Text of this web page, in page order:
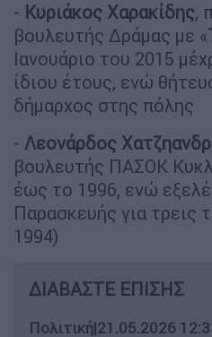
- Κυριάκος Χαρακίδης,
βουλευτής Δράμας με «
Ιανουάριο του 2015
ίδιου έτους, ενώ
δήμαρχος στης πόλης
- Λεονάρδος
βουλευτής ΠΑΣΟΚ
έως το 1996, ενώ
Παρασκευής για τρεις
1994)
ΔΙΑΒΑΣΤΕ ΕΠΙΣΗΣ
Πολιτική|21.05.2026